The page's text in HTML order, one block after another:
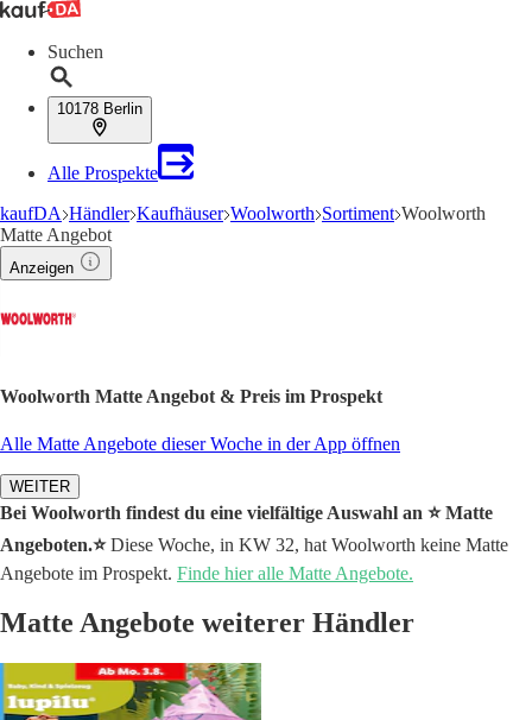
Suchen
10178 Berlin
Alle Prospekte
kaufDA Händler Kaufhäuser Woolworth Sortiment Woolworth
Matte Angebot
Anzeigen
Woolworth Matte Angebot & Preis im Prospekt
Alle Matte Angebote dieser Woche in der App öffnen
WEITER
Bei Woolworth findest du eine vielfältige Auswahl an ⭐️ Matte
Angeboten.⭐️Diese Woche, in KW 32, hat Woolworth keine Matte
Angebote im Prospekt. Finde hier alle Matte Angebote.
Matte Angebote weiterer Händler